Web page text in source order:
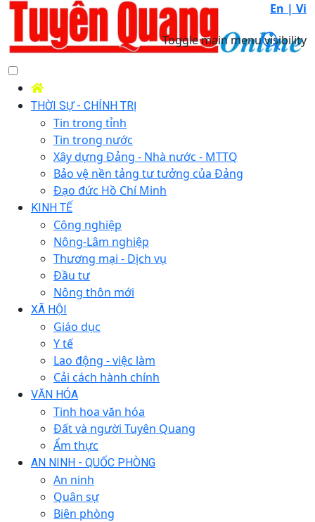
En | Vi
Toggle main menu visibility
THỜI SỰ - CHÍNH TRỊ
Tin trong tỉnh
Tin trong nước
Xây dựng Đảng - Nhà nước - MTTQ
Bảo vệ nền tảng tư tưởng của Đảng
Đạo đức Hồ Chí Minh
KINH TẾ
Công nghiệp
Nông-Lâm nghiệp
Thương mại - Dịch vụ
Đầu tư
Nông thôn mới
XÃ HỘI
Giáo dục
Y tế
Lao động - việc làm
Cải cách hành chính
VĂN HÓA
Tinh hoa văn hóa
Đất và người Tuyên Quang
Ẩm thực
AN NINH - QUỐC PHÒNG
An ninh
Quân sự
Biên phòng